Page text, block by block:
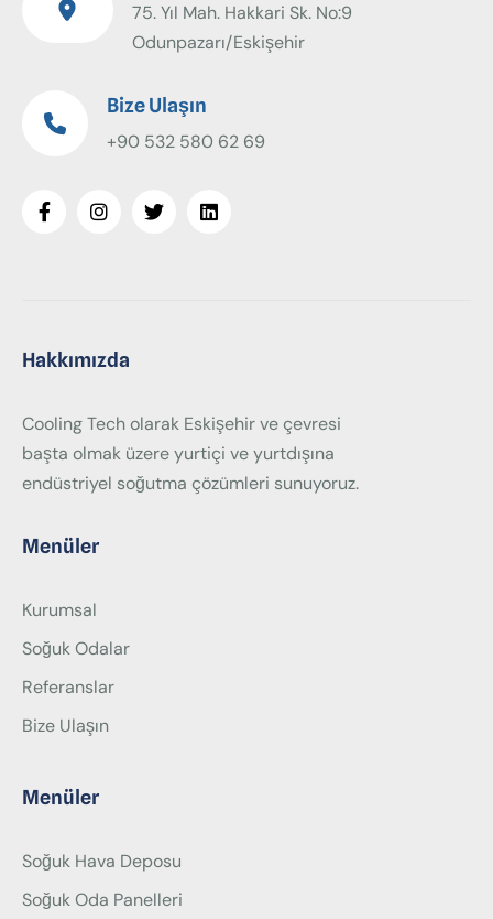
75. Yıl Mah. Hakkari Sk. No:9
Odunpazarı/Eskişehir
Bize Ulaşın
+90 532 580 62 69
Hakkımızda
Cooling Tech olarak Eskişehir ve çevresi
başta olmak üzere yurtiçi ve yurtdışına
endüstriyel soğutma çözümleri sunuyoruz.
Menüler
Kurumsal
Soğuk Odalar
Referanslar
Bize Ulaşın
Menüler
Soğuk Hava Deposu
Soğuk Oda Panelleri